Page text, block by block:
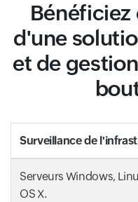
Bénéficiez
d'une
et de
Surveillance de
Serveurs Windows,
OS X.